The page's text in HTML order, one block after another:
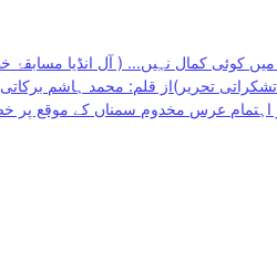
کوئی کمال نہیں… ( آل انڈیا مسابقۂ
تشکراتی تحریر)از قلم: محمد ہاشم
اہتمام عرس مخدوم سمناں کے موقع پر